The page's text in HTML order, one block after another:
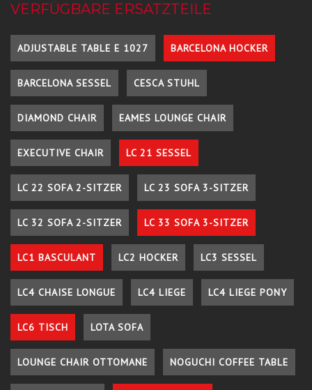
VERFÜGBARE ERSATZTEILE
ADJUSTABLE TABLE E 1027 BARCELONA HOCKER
BARCELONA SESSEL CESCA STUHL
DIAMOND CHAIR EAMES LOUNGE CHAIR
EXECUTIVE CHAIR LC 21 SESSEL
LC 22 SOFA 2-SITZER LC 23 SOFA 3-SITZER
LC 32 SOFA 2-SITZER LC 33 SOFA 3-SITZER
LC1 BASCULANT LC2 HOCKER LC3 SESSEL
LC4 CHAISE LONGUE LC4 LIEGE LC4 LIEGE PONY
LC6 TISCH LOTA SOFA
LOUNGE CHAIR OTTOMANE NOGUCHI COFFEE TABLE